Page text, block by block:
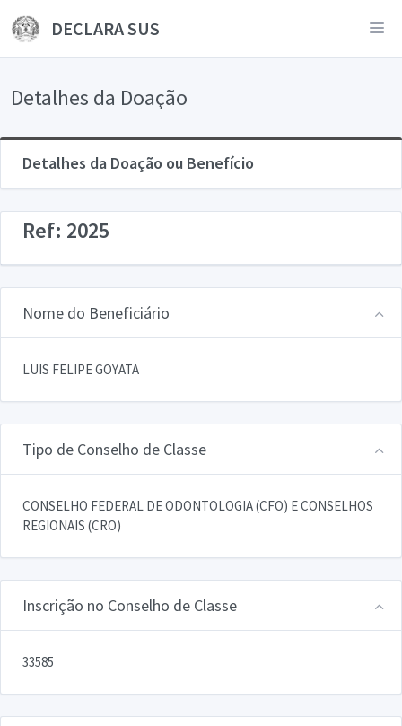
DECLARA SUS
Detalhes da Doação
Detalhes da Doação ou Benefício
Ref: 2025
Nome do Beneficiário
LUIS FELIPE GOYATA
Tipo de Conselho de Classe
CONSELHO FEDERAL DE ODONTOLOGIA (CFO) E CONSELHOS
REGIONAIS (CRO)
Inscrição no Conselho de Classe
33585